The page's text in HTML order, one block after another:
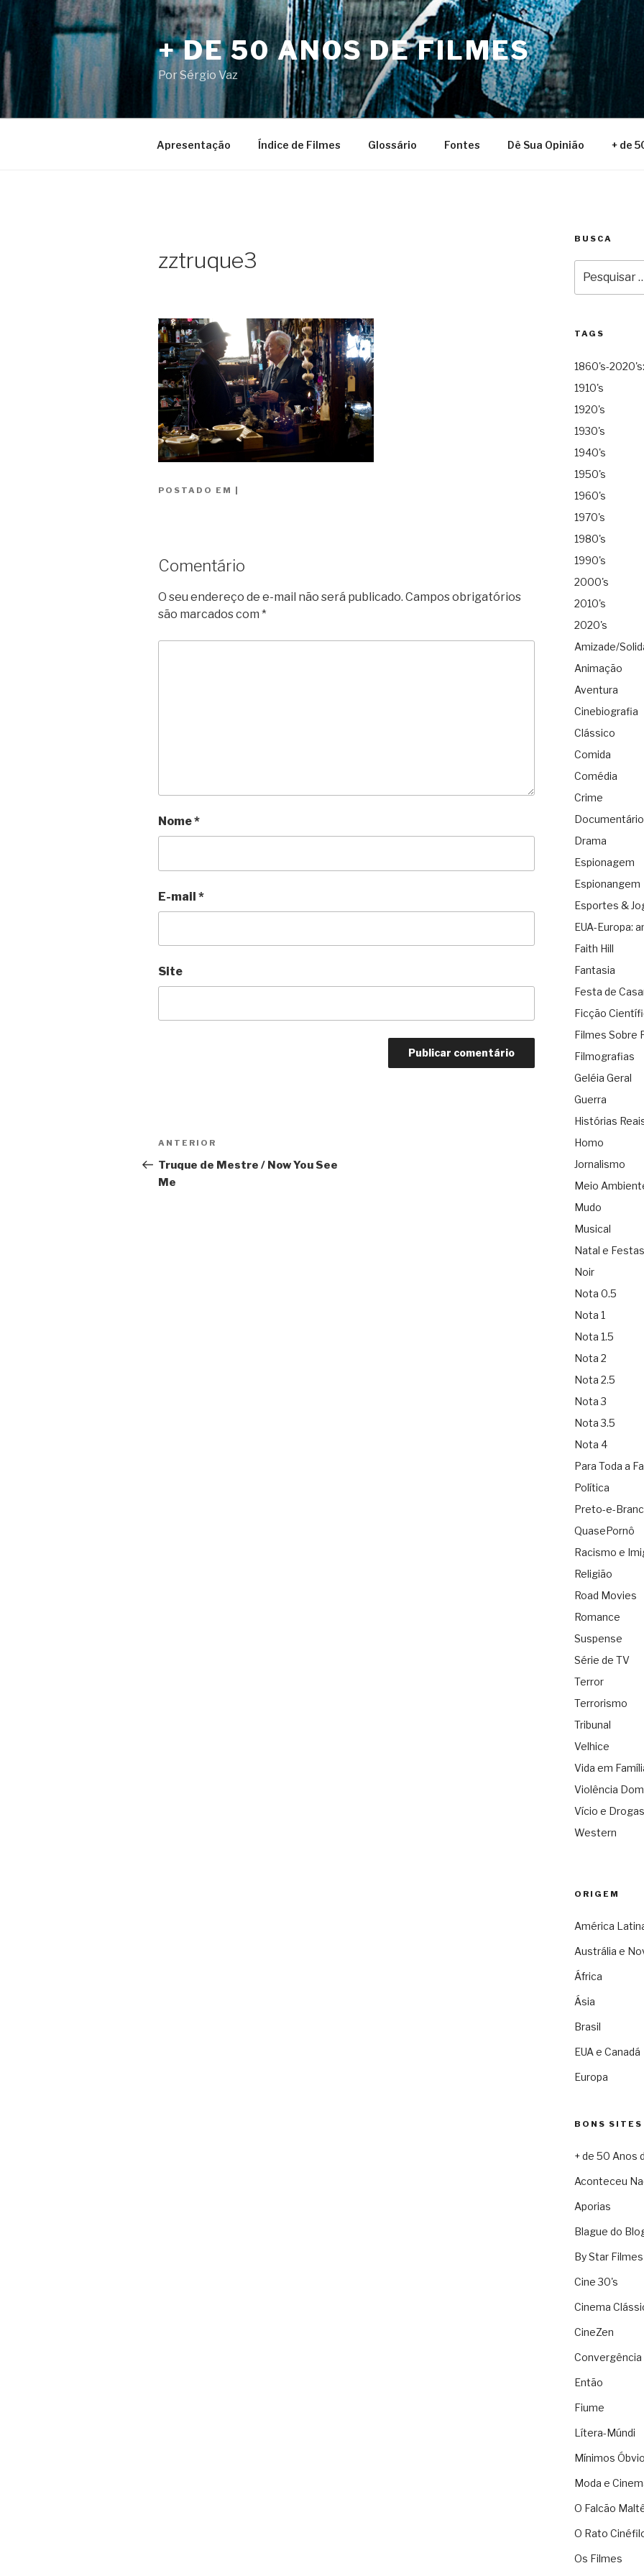
para
o
conteúdo
+ DE 50 ANOS DE FILMES
Por Sérgio Vaz
Apresentação Índice de Filmes Glossário Fontes Dê Sua Opinião + de
zztruque3
POSTADO EM |
Comentário
O seu endereço de e-mail não será publicado. Campos obrigatórios
são marcados com *
Nome*
E-mail *
Site
Navegação
de
Post
Anterior
ANTERIOR
Truque de Mestre / Now You See
Me
BUSCA
por:
TAGS
1860's-
1910's
1920's
1930's
1940's
1950's
1960's
1970's
1980's
1990's
2000's
2010's
2020's
Amizade/
Animação
Aventura
Cinebiografia
Clássico
Comida
Comédia
Crime
Documentário
Drama
Espionagem
Espionangem
Esportes &
EUA-Europa:
Faith Hill
Fantasia
Festa de
Ficção
Filmes Sobre
Filmografias
Geléia Geral
Guerra
Histórias
Homo
Jornalismo
Meio
Mudo
Musical
Natal e Festas
Noir
Nota 0.5
Nota 1
Nota 1.5
Nota 2
Nota 2.5
Nota 3
Nota 3.5
Nota 4
Para Toda a
Política
Preto-e-
QuasePornô
Racismo e
Religião
Road Movies
Romance
Suspense
Série de TV
Terror
Terrorismo
Tribunal
Velhice
Vida em
Violência
Vício e Drogas
Western
ORIGEM
América
Austrália e
África
Ásia
Brasil
EUA e Canadá
Europa
BONS SITES
+ de 50 Anos
Aconteceu
Aporias
Blague do
By Star Filmes
Cine 30's
Cinema
CineZen
Convergência
Então
Fiume
Lítera-Múndi
Mínimos
Moda e
O Falcão
O Rato
Os Filmes